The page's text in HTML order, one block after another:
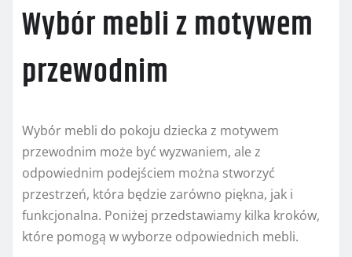
Wybór mebli z motywem
przewodnim
Wybór mebli do pokoju dziecka z motywem
przewodnim może być wyzwaniem, ale z
odpowiednim podejściem można stworzyć
przestrzeń, która będzie zarówno piękna, jak i
funkcjonalna. Poniżej przedstawiamy kilka kroków,
które pomogą w wyborze odpowiednich mebli.